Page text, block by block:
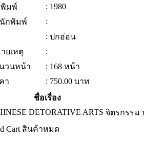
มพ์
: 1980
กพิมพ์
:
: ปกอ่อน
ยเหตุ
:
วนหน้า
: 168 หน้า
า
: 750.00 บาท
ชื่อเรื่อง
DETORATIVE ARTS จิตรกรรม
Cart สินค้าหมด